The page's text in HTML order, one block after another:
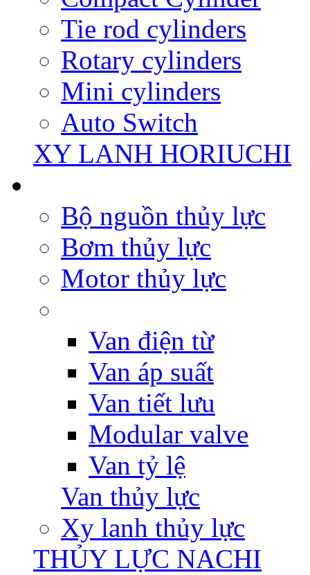
Tie rod cylinders
Rotary cylinders
Mini cylinders
Auto Switch
XY LANH HORIUCHI
Bộ nguồn thủy lực
Bơm thủy lực
Motor thủy lực
Van điện từ
Van áp suất
Van tiết lưu
Modular valve
Van tỷ lệ
Van thủy lực
Xy lanh thủy lực
THỦY LỰC NACHI